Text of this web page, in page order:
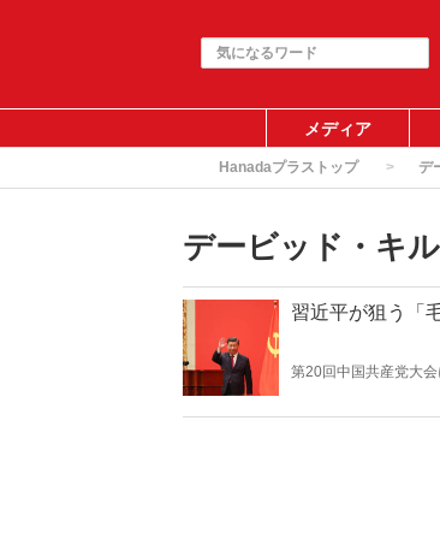
メディア
Hanadaプラストップ デ
デービッド・キ
習近平が狙う「
第20回中国共産党大
いが、まだあまり知